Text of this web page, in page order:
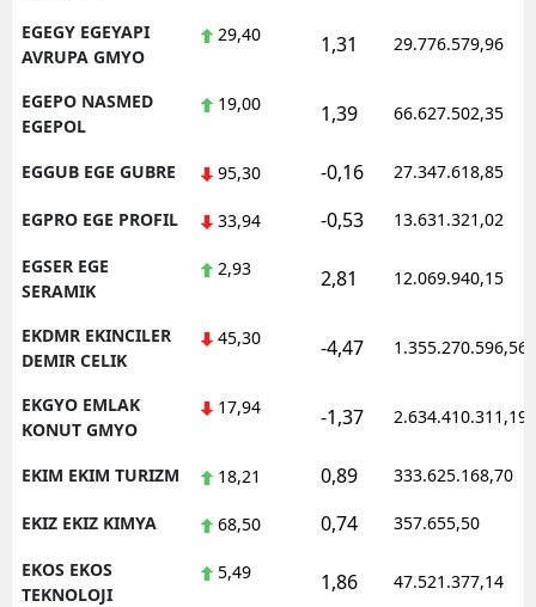
EGEGY EGEYAPI
AVRUPA GMYO
29,40 1,31 29.776.579,96
EGEPO NASMED
EGEPOL
19,00 1,39 66.627.502,35
EGGUB EGE GUBRE 95,30 -0,16 27.347.618,85
EGPRO EGE PROFIL 33,94 -0,53 13.631.321,02
EGSER EGE
SERAMIK
2,93 2,81 12.069.940,15
EKDMR EKINCILER
DEMIR CELIK
45,30 -4,47 1.355.270.596,56
EKGYO EMLAK
KONUT GMYO
17,94 -1,37 2.634.410.311,19
EKIM EKIM TURIZM 18,21 0,89 333.625.168,70
EKIZ EKIZ KIMYA 68,50 0,74 357.655,50
EKOS EKOS
TEKNOLOJI
5,49 1,86 47.521.377,14